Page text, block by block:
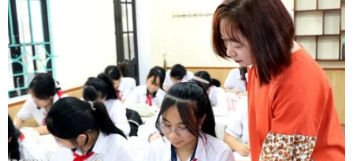
Đàn lợn chuẩn bị xuất chuồng của một hộ chăn nuôi tại Bạc
Liêu. (Ảnh: Huỳnh Sử/TTXVN)
Hiện nay, tuy giá lợn hơi trong nước đã giảm,
song được đánh giá vẫn ở mức cao so với nhiều
quốc gia trong khu vực.